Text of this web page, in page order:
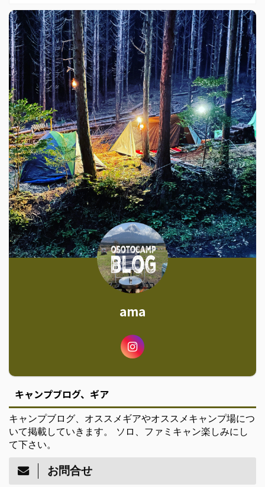
ama
キャンプブログ、ギア
キャンプブログ、オススメギアやオススメキャンプ場につ
いて掲載していきます。 ソロ、ファミキャン楽しみにし
て下さい。
お問合せ